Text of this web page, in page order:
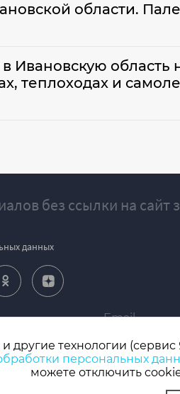
области.
Ивановскую область
теплоходах и
без ссылки на сайт
данных
Email
08.11.2019 серия ЭЛ № ФС 77 -
другие технологии
персональных
можете отключить